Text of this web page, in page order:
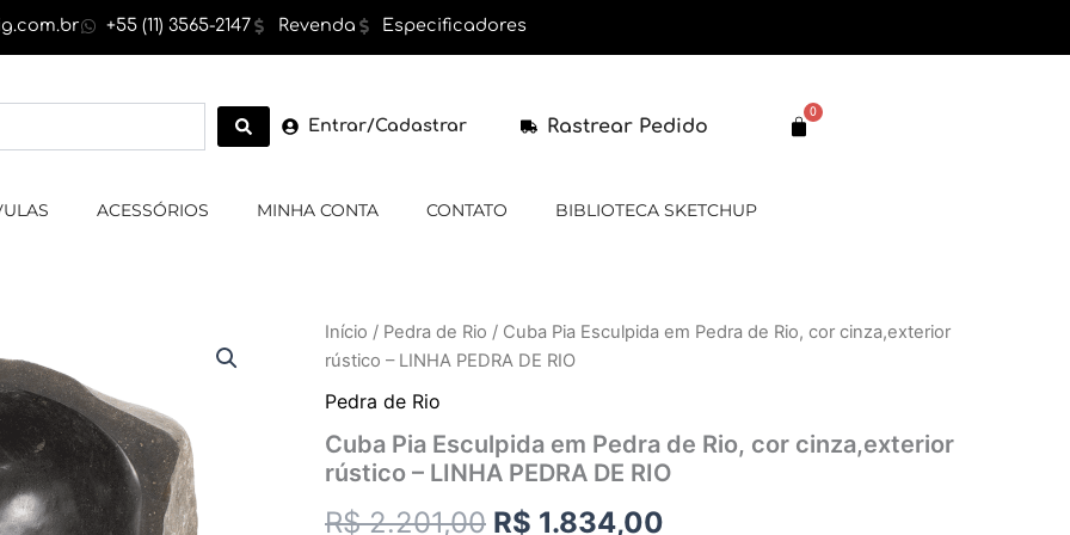
+55 (11) 3565-2147 Revenda Especificadores
Entrar/Cadastrar Rastrear Pedido
0
Carrinho
ACESSÓRIOS MINHA CONTA CONTATO BIBLIOTECA SKETCHUP
Início / Pedra de Rio / Cuba Pia Esculpida em Pedra de Rio, cor cinza,exterior
rústico – LINHA PEDRA DE RIO
Pedra de Rio
Cuba Pia Esculpida em Pedra de Rio, cor cinza,exterior
rústico – LINHA PEDRA DE RIO
R$2.201,00
O
original
era:
R$ 2.201,00.
R$ 1.834,00
O
atual
é:
Cuba
Pia
em
de
Rio,
cinza,exterior